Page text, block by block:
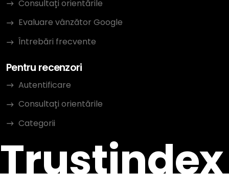
Consultați orientările
Evaluare vânzător Google
Întrebări frecvente
Pentru recenzori
Autentificare
Consultați orientările
Categorii
Trustindex